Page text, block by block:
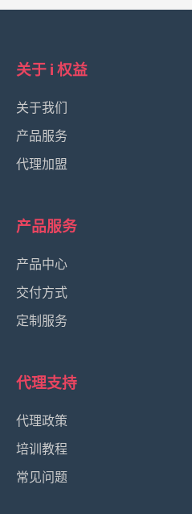
关于 i 权益
关于我们
产品服务
代理加盟
产品服务
产品中心
交付方式
定制服务
代理支持
代理政策
培训教程
常见问题